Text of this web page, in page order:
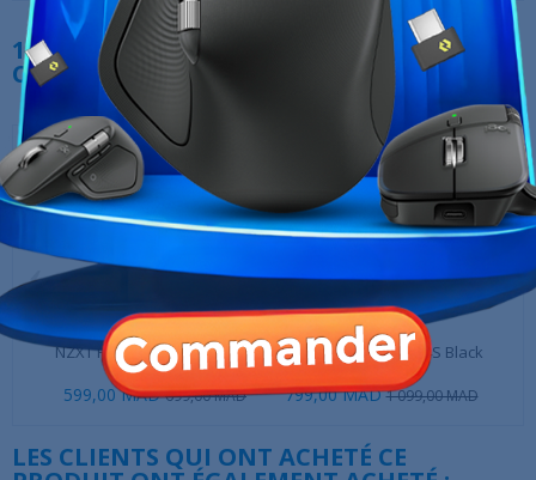
10 AUTRES PRODUITS DANS LA MÊME
CATÉGORIE :
NZXT F360 RGB Core (White)
599,00 MAD 699,00 MAD
DeepCool Assassin 4S Black
799,00 MAD 1 099,00 MAD
‹ ›
LES CLIENTS QUI ONT ACHETÉ CE